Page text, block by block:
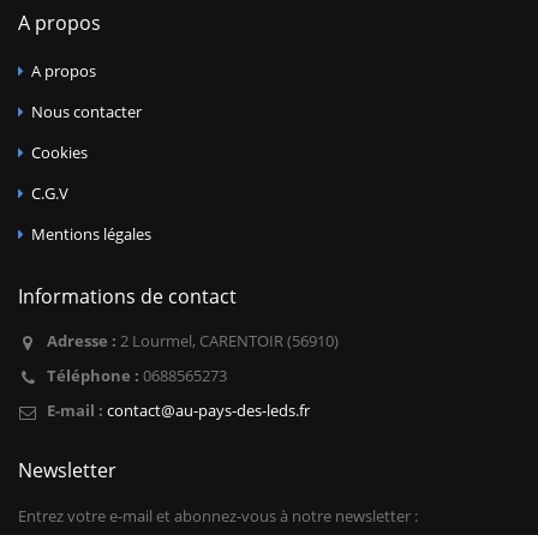
A propos
A propos
Nous contacter
Cookies
C.G.V
Mentions légales
Informations de contact
Adresse : 2 Lourmel, CARENTOIR (56910)
Téléphone : 0688565273
E-mail : contact@au-pays-des-leds.fr
Newsletter
Entrez votre e-mail et abonnez-vous à notre newsletter :